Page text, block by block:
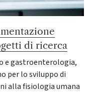
di ricerca
e gastroenterologia,
per lo sviluppo di
alla fisiologia umana